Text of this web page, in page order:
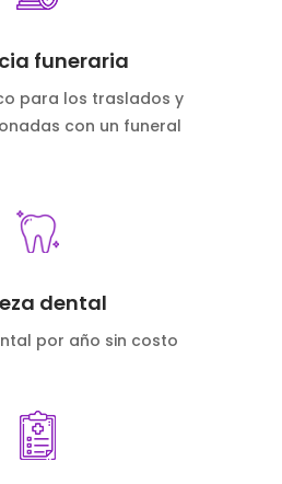
funeraria
para los traslados y
con un funeral
dental
por año sin costo